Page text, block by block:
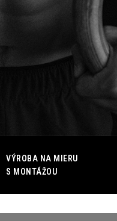
VÝROBA NA MIERU
S MONTÁŽOU